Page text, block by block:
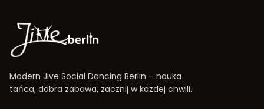
Modern Jive Social Dancing Berlin – nauka
tańca, dobra zabawa, zacznij w każdej chwili.